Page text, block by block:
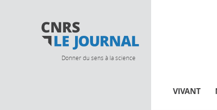
Donner du sens à la science
VIVANT